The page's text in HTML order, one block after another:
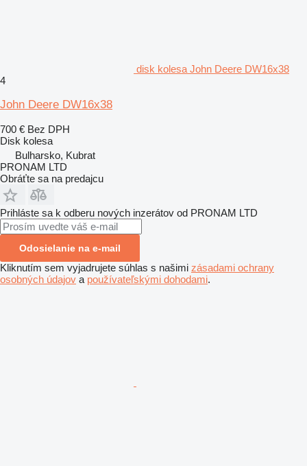
disk kolesa John Deere DW16x38
4
John Deere DW16x38
700 € Bez DPH
Disk kolesa
Bulharsko, Kubrat
PRONAM LTD
Obráťte sa na predajcu
Prihláste sa k odberu nových inzerátov od PRONAM LTD
Odosielanie na e-mail
Kliknutím sem vyjadrujete súhlas s našimi zásadami ochrany
osobných údajov a používateľskými dohodami.